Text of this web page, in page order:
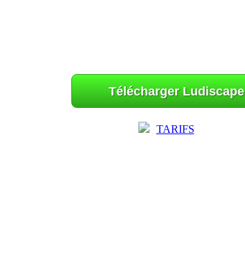
Télécharger Ludiscape
TARIFS